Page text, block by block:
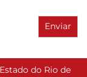
do Rio de